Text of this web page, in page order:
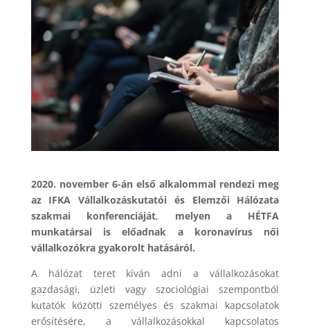
2020. november 6-ánelső alkalommal rendezi meg
az IFKAVállalkozáskutatói és Elemzői Hálózata
szakmai konferenciáját, melyen a HÉTFA
munkatársai is előadnak a koronavírus női
vállalkozókra gyakorolt hatásáról.
A hálózat teret kíván adni a vállalkozásokat
gazdasági, üzleti vagy szociológiai szempontból
kutatók közötti személyes és szakmai kapcsolatok
erősítésére, a vállalkozásokkal kapcsolatos